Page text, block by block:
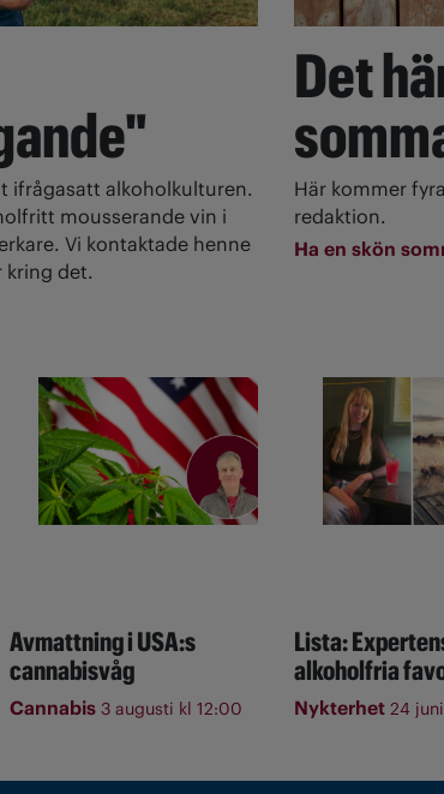
ifrågasatt alkoholkulturen.
mousserande vin i
Vi kontaktade henne
kring det.
Avmattning i USA:s
cannabisvåg
Cannabis 3 augusti kl 12:00
Det
Här kommer
redaktion.
Ha en skön
Lista:
alkoholfria
Nykterhet 24